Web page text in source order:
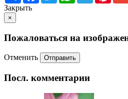
Закрыть
×
Пожаловаться на
Отменить Отправить
Посл. комментарии